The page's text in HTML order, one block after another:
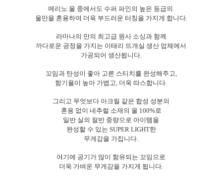
메리노 울 중에서도 수퍼 파인의 높은 등급의
울만을 혼용하여 더욱 부드러운 터칭을 가지게 합니다.
라마나의 만의 최고급 원사 소싱과 함께
까다로운 공정을 가지는 이태리 뜨개실 생산 업체에서
가공되어 생산됩니다.
꼬임과 탄성이 좋아 고른 스티치를 완성해주고,
함기율이 높아 가볍고, 더욱 따스합니다.
그리고 무엇보다 아크릴 같은 합성 성분의
혼용 없이 네추럴 소재의 울 100%로
일반 실의 절반 중량으로 아이템을
완성할 수 있는 SUPER LIGHT한
무게감을 가집니다.
여기에 공기가 많이 함유되는 꼬임으로
더욱 가벼운 무게감을 가지게 됩니다.